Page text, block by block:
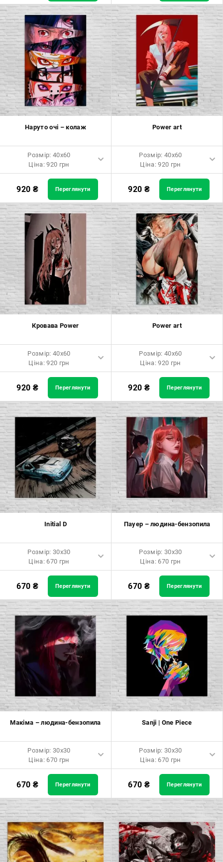
Розмір: 60x90 Ціна: 1650 грн
Розмір: 80x120 Ціна: 2050 грн
Розмір: 90x60 Ціна: 1650 грн
Розмір: 120x80 Ціна: 2050 грн
Наруто очі – колаж
Розмір: 40x60
Ціна: 920 грн
Розмір: 40x60 Ціна: 920 грн
Розмір: 60x90 Ціна: 1650 грн
Розмір: 80x120 Ціна: 2050 грн
920 ₴ Переглянути
Power art
Розмір: 40x60
Ціна: 920 грн
Розмір: 40x60 Ціна: 920 грн
Розмір: 60x90 Ціна: 1650 грн
Розмір: 80x120 Ціна: 2050 грн
920 ₴ Переглянути
Кровава Power
Розмір: 40x60
Ціна: 920 грн
Розмір: 40x60 Ціна: 920 грн
Розмір: 60x90 Ціна: 1650 грн
Розмір: 80x120 Ціна: 2050 грн
920 ₴ Переглянути
Power art
Розмір: 40x60
Ціна: 920 грн
Розмір: 40x60 Ціна: 920 грн
Розмір: 60x90 Ціна: 1650 грн
Розмір: 80x120 Ціна: 2050 грн
920 ₴ Переглянути
Initial D
Розмір: 30x30
Ціна: 670 грн
Розмір: 30x30 Ціна: 670 грн
Розмір: 40x40 Ціна: 840 грн
Розмір: 50x50 Ціна: 970 грн
Розмір: 60x60 Ціна: 1290 грн
Розмір: 70x70 Ціна: 1550 грн
Розмір: 80x80 Ціна: 1650 грн
Розмір: 90x90 Ціна: 1800 грн
Розмір: 100x100 Ціна: 2500
грн
670 ₴ Переглянути
Пауер – людина-бензопила
Розмір: 30x30
Ціна: 670 грн
Розмір: 30x30 Ціна: 670 грн
Розмір: 40x40 Ціна: 840 грн
Розмір: 50x50 Ціна: 970 грн
Розмір: 60x60 Ціна: 1290 грн
Розмір: 70x70 Ціна: 1550 грн
Розмір: 80x80 Ціна: 1650 грн
Розмір: 90x90 Ціна: 1800 грн
Розмір: 100x100 Ціна: 2500
грн
670 ₴ Переглянути
Макіма – людина-бензопила
Розмір: 30x30
Ціна: 670 грн
Розмір: 30x30 Ціна: 670 грн
Розмір: 40x40 Ціна: 840 грн
Розмір: 50x50 Ціна: 970 грн
Розмір: 60x60 Ціна: 1290 грн
670 ₴ Переглянути
Sanji | One Piece
Розмір: 30x30
Ціна: 670 грн
Розмір: 30x30 Ціна: 670 грн
Розмір: 40x40 Ціна: 840 грн
Розмір: 50x50 Ціна: 970 грн
Розмір: 60x60 Ціна: 1290 грн
670 ₴ Переглянути